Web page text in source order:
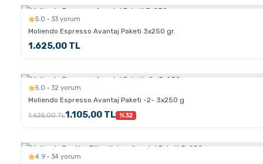
5.0 · 33 yorum
Moliendo Espresso Avantaj Paketi 3x250 gr.
1.625,00 TL
5.0 · 32 yorum
Moliendo Espresso Avantaj Paketi -2- 3x250 g
1.625,00 TL1.105,00 TL %32
4.9 · 34 yorum